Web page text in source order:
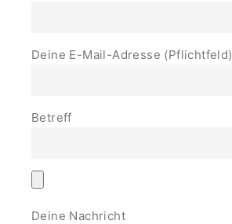
Deine E-Mail-Adresse (Pflichtfeld)
Betreff
Deine Nachricht